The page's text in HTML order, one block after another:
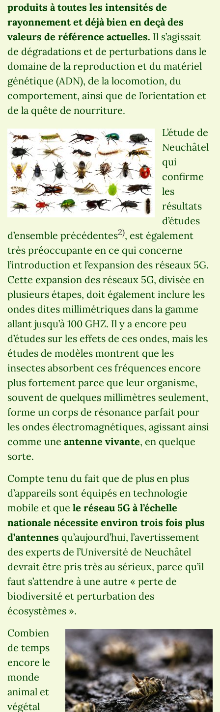
produits à toutes les intensités de
rayonnement et déjà bien en deçà des
valeurs de référence actuelles. Il s’agissait
de dégradations et de perturbations dans le
domaine de la reproduction et du matériel
génétique (ADN), de la locomotion, du
comportement, ainsi que de l’orientation et
de la quête de nourriture.
L’étude de
Neuchâtel
qui
confirme
les
résultats
d’études
d’ensemble précédentes2), est également
très préoccupante en ce qui concerne
l’introduction et l’expansion des réseaux 5G.
Cette expansion des réseaux 5G, divisée en
plusieurs étapes, doit également inclure les
ondes dites millimétriques dans la gamme
allant jusqu’à 100 GHZ. Il y a encore peu
d’études sur les effets de ces ondes, mais les
études de modèles montrent que les
insectes absorbent ces fréquences encore
plus fortement parce que leur organisme,
souvent de quelques millimètres seulement,
forme un corps de résonance parfait pour
les ondes électromagnétiques, agissant ainsi
comme une antenne vivante, en quelque
sorte.
Compte tenu du fait que de plus en plus
d’appareils sont équipés en technologie
mobile et que le réseau 5G à l’échelle
nationale nécessite environ trois fois plus
d’antennes qu’aujourd’hui, l’avertissement
des experts de l’Université de Neuchâtel
devrait être pris très au sérieux, parce qu’il
faut s’attendre à une autre « perte de
biodiversité et perturbation des
écosystèmes ».
Combien
de temps
encore le
monde
animal et
végétal